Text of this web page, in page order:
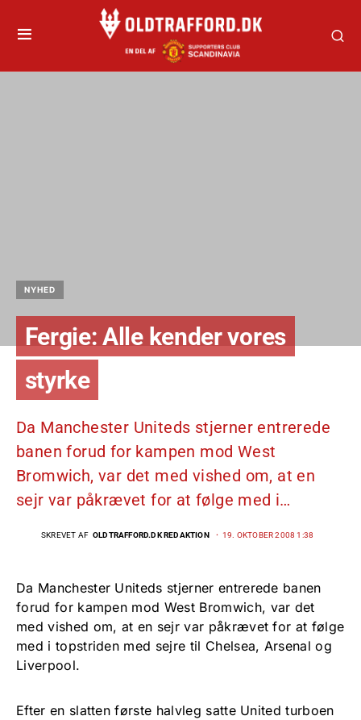
NYHED
Fergie: Alle kender vores
styrke
Da Manchester Uniteds stjerner entrerede
banen forud for kampen mod West
Bromwich, var det med vished om, at en
sejr var påkrævet for at følge med i…
SKREVET AF OLDTRAFFORD.DK REDAKTION 19. OKTOBER 2008 1:38
Da Manchester Uniteds stjerner entrerede banen
forud for kampen mod West Bromwich, var det
med vished om, at en sejr var påkrævet for at følge
med i topstriden med sejre til Chelsea, Arsenal og
Liverpool.
Efter en slatten første halvleg satte United turboen